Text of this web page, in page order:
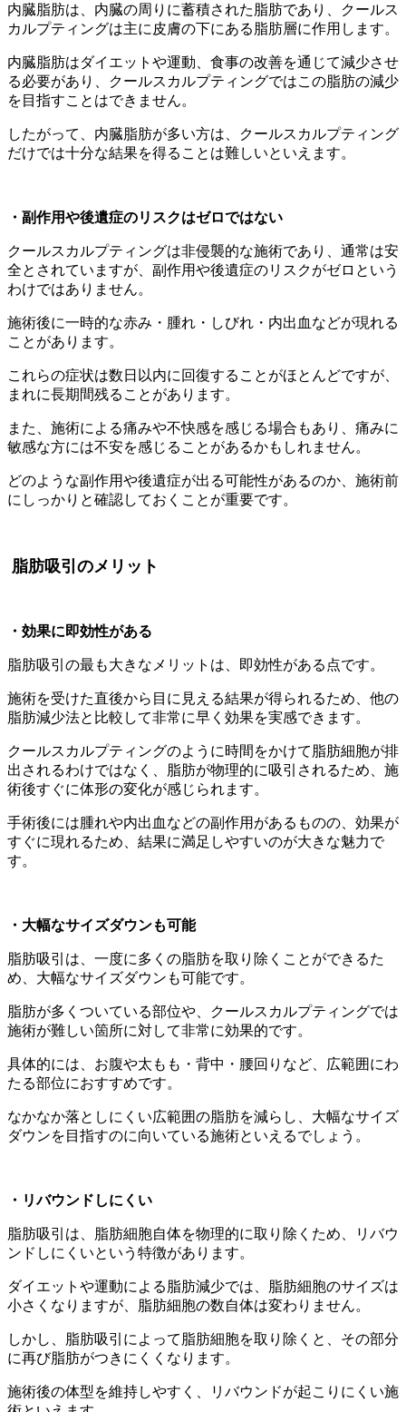
内臓脂肪は、内臓の周りに蓄積された脂肪であり、クールス
カルプティングは主に皮膚の下にある脂肪層に作用します。
内臓脂肪はダイエットや運動、食事の改善を通じて減少させ
る必要があり、クールスカルプティングではこの脂肪の減少
を目指すことはできません。
したがって、内臓脂肪が多い方は、クールスカルプティング
だけでは十分な結果を得ることは難しいといえます。
・副作用や後遺症のリスクはゼロではない
クールスカルプティングは非侵襲的な施術であり、通常は安
全とされていますが、副作用や後遺症のリスクがゼロという
わけではありません。
施術後に一時的な赤み・腫れ・しびれ・内出血などが現れる
ことがあります。
これらの症状は数日以内に回復することがほとんどですが、
まれに長期間残ることがあります。
また、施術による痛みや不快感を感じる場合もあり、痛みに
敏感な方には不安を感じることがあるかもしれません。
どのような副作用や後遺症が出る可能性があるのか、施術前
にしっかりと確認しておくことが重要です。
脂肪吸引のメリット
・効果に即効性がある
脂肪吸引の最も大きなメリットは、即効性がある点です。
施術を受けた直後から目に見える結果が得られるため、他の
脂肪減少法と比較して非常に早く効果を実感できます。
クールスカルプティングのように時間をかけて脂肪細胞が排
出されるわけではなく、脂肪が物理的に吸引されるため、施
術後すぐに体形の変化が感じられます。
手術後には腫れや内出血などの副作用があるものの、効果が
すぐに現れるため、結果に満足しやすいのが大きな魅力で
す。
・大幅なサイズダウンも可能
脂肪吸引は、一度に多くの脂肪を取り除くことができるた
め、大幅なサイズダウンも可能です。
脂肪が多くついている部位や、クールスカルプティングでは
施術が難しい箇所に対して非常に効果的です。
具体的には、お腹や太もも・背中・腰回りなど、広範囲にわ
たる部位におすすめです。
なかなか落としにくい広範囲の脂肪を減らし、大幅なサイズ
ダウンを目指すのに向いている施術といえるでしょう。
・リバウンドしにくい
脂肪吸引は、脂肪細胞自体を物理的に取り除くため、リバウ
ンドしにくいという特徴があります。
ダイエットや運動による脂肪減少では、脂肪細胞のサイズは
小さくなりますが、脂肪細胞の数自体は変わりません。
しかし、脂肪吸引によって脂肪細胞を取り除くと、その部分
に再び脂肪がつきにくくなります。
施術後の体型を維持しやすく、リバウンドが起こりにくい施